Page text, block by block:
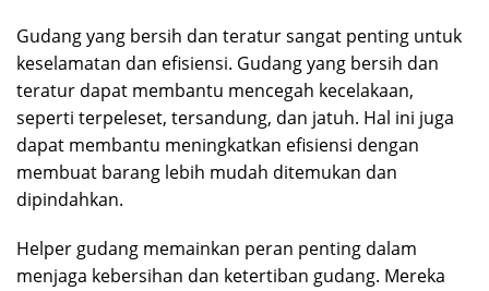
Gudang yang bersih dan teratur sangat penting untuk
keselamatan dan efisiensi. Gudang yang bersih dan
teratur dapat membantu mencegah kecelakaan,
seperti terpeleset, tersandung, dan jatuh. Hal ini juga
dapat membantu meningkatkan efisiensi dengan
membuat barang lebih mudah ditemukan dan
dipindahkan.
Helper gudang memainkan peran penting dalam
menjaga kebersihan dan ketertiban gudang. Mereka